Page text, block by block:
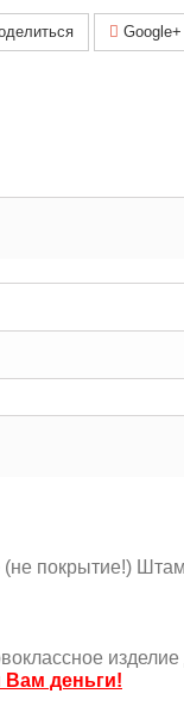
Google+
(не покрытие!)
Вам деньги!